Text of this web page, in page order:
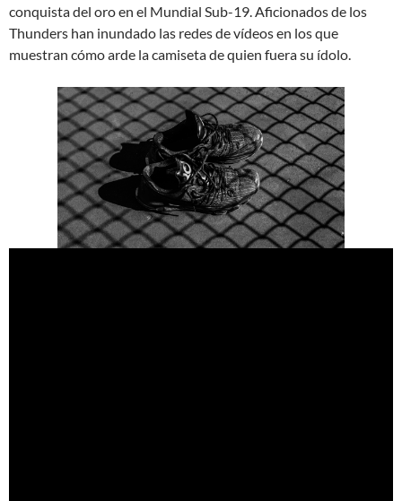
conquista del oro en el Mundial Sub-19. Aficionados de los
Thunders han inundado las redes de vídeos en los que
muestran cómo arde la camiseta de quien fuera su ídolo.